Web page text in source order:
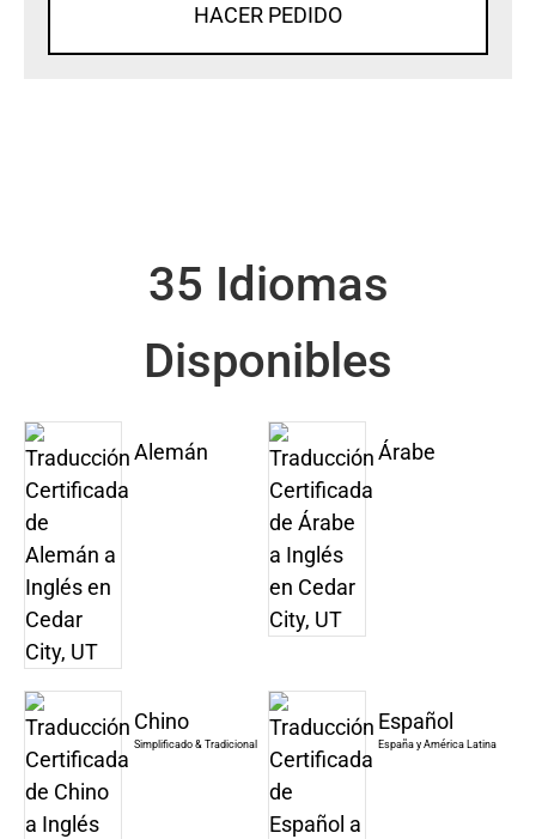
HACER PEDIDO
35 Idiomas
Disponibles
Alemán Árabe
Chino
Simplificado & Tradicional
Español
España y América Latina